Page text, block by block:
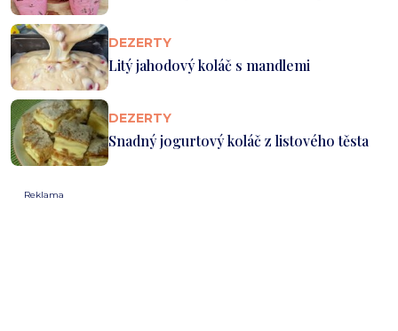
DEZERTY
Litý jahodový koláč s mandlemi
DEZERTY
Snadný jogurtový koláč z listového těsta
Reklama